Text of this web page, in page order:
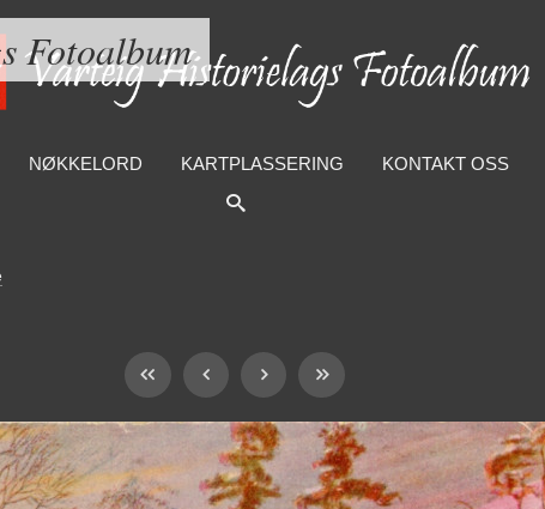
Fotoalbum
NØKKELORD KARTPLASSERING KONTAKT OSS